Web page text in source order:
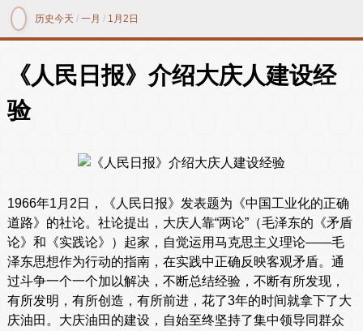
历史今天 /一月 / 1月2日
《人民日报》介绍大庆人建设经
验
1966年1月2日，《人民日报》发表题为《中国工业化的正确
道路》的社论。社论提出，大庆人靠“两论”（毛泽东的《矛盾
论》和《实践论》）起家，自觉运用马克思主义理论——毛
泽东思想作为行动的指南，在实践中正确反映客观矛盾。通
过斗争一个一个加以解决，不断总结经验，不断有所发现，
有所发明，有所创造，有所前进，花了3年的时间就拿下了大
庆油田。大庆油田的建设，自始至终坚持了集中领导同群众